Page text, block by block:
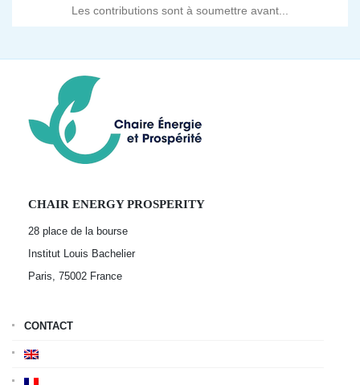
Les contributions sont à soumettre avant...
CHAIR ENERGY PROSPERITY
28 place de la bourse
Institut Louis Bachelier
Paris, 75002 France
CONTACT